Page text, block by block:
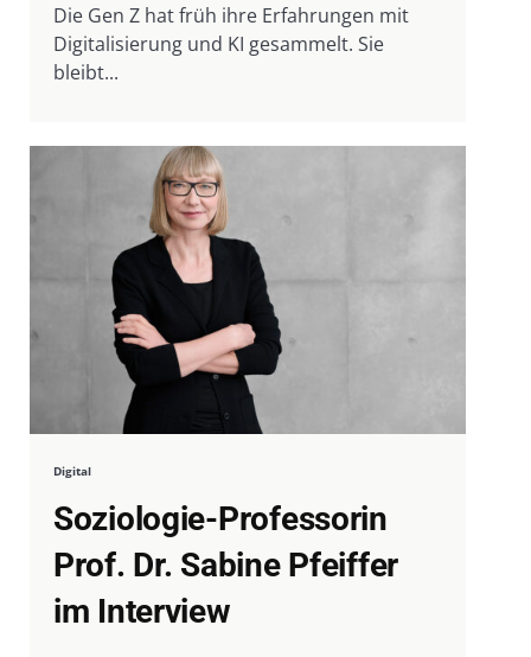
Die Gen Z hat früh ihre Erfahrungen mit
Digitalisierung und KI gesammelt. Sie
bleibt...
Digital
Soziologie-Professorin
Prof. Dr. Sabine Pfeiffer
im Interview